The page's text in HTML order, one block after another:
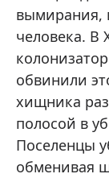
вымирания,
человека. В
обвинили
хищника
полосой в
Поселенцы
обменивая